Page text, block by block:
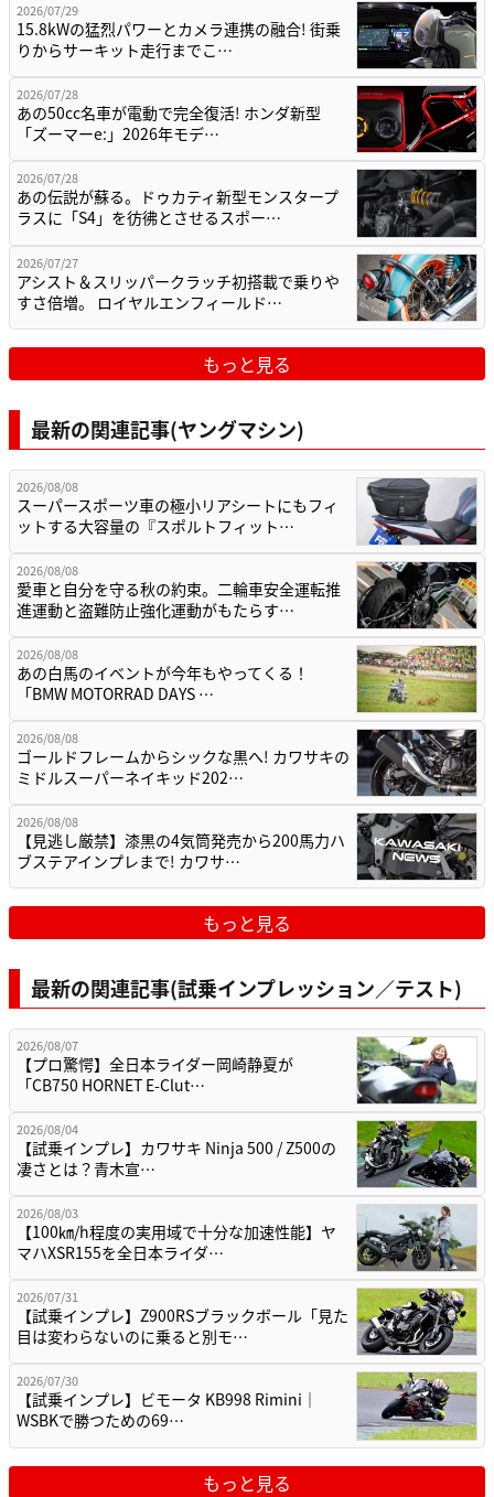
2026/07/29
15.8kWの猛烈パワーとカメラ連携の融合! 街乗
りからサーキット走行までこ…
2026/07/28
あの50cc名車が電動で完全復活! ホンダ新型
「ズーマーe:」2026年モデ…
2026/07/28
あの伝説が蘇る。ドゥカティ新型モンスタープ
ラスに「S4」を彷彿とさせるスポー…
2026/07/27
アシスト＆スリッパークラッチ初搭載で乗りや
すさ倍増。 ロイヤルエンフィールド…
もっと見る
最新の関連記事(ヤングマシン)
2026/08/08
スーパースポーツ車の極小リアシートにもフィ
ットする大容量の『スポルトフィット…
2026/08/08
愛車と自分を守る秋の約束。二輪車安全運転推
進運動と盗難防止強化運動がもたらす…
2026/08/08
あの白馬のイベントが今年もやってくる！
「BMW MOTORRAD DAYS …
2026/08/08
ゴールドフレームからシックな黒へ! カワサキの
ミドルスーパーネイキッド202…
2026/08/08
【見逃し厳禁】漆黒の4気筒発売から200馬力ハ
ブステアインプレまで! カワサ…
もっと見る
最新の関連記事(試乗インプレッション／テスト)
2026/08/07
【プロ驚愕】全日本ライダー岡崎静夏が
「CB750 HORNET E-Clut…
2026/08/04
【試乗インプレ】カワサキ Ninja 500 / Z500の
凄さとは？青木宣…
2026/08/03
【100㎞/h程度の実用域で十分な加速性能】ヤ
マハXSR155を全日本ライダ…
2026/07/31
【試乗インプレ】Z900RSブラックボール「見た
目は変わらないのに乗ると別モ…
2026/07/30
【試乗インプレ】ビモータ KB998 Rimini｜
WSBKで勝つための69…
もっと見る